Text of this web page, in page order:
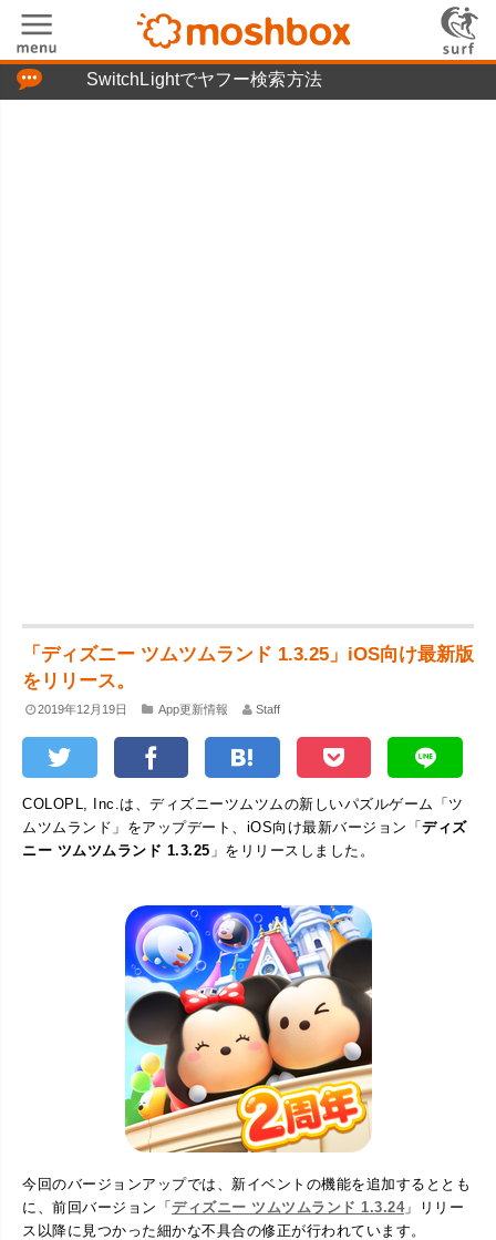
SwitchLightでヤフー検索方法
「ディズニー ツムツムランド 1.3.25」iOS向け最新版
をリリース。
2019年12月19日 App更新情報 Staff
COLOPL, Inc.は、ディズニーツムツムの新しいパズルゲーム「ツ
ムツムランド」をアップデート、iOS向け最新バージョン「ディズ
ニー ツムツムランド 1.3.25 」をリリースしました。
今回のバージョンアップでは、新イベントの機能を追加するととも
に、前回バージョン「ディズニー ツムツムランド 1.3.24」リリー
ス以降に見つかった細かな不具合の修正が行われています。
「つぶやき」の使い方